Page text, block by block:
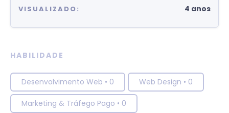
VISUALIZADO: 4 anos
HABILIDADE
Desenvolvimento Web • 0 Web Design • 0
Marketing & Tráfego Pago • 0